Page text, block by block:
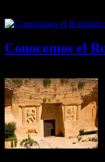
Conocemos el